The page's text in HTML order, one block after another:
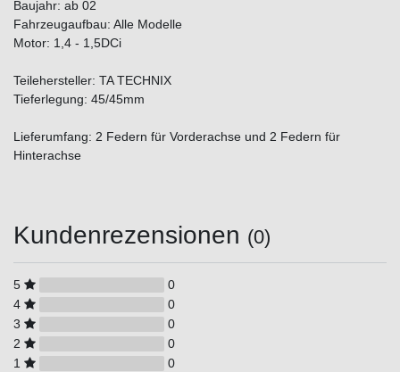
Baujahr: ab 02
Fahrzeugaufbau: Alle Modelle
Motor: 1,4 - 1,5DCi
Teilehersteller: TA TECHNIX
Tieferlegung: 45/45mm
Lieferumfang: 2 Federn für Vorderachse und 2 Federn für
Hinterachse
Kundenrezensionen (0)
5
0
4
0
3
0
2
0
1
0